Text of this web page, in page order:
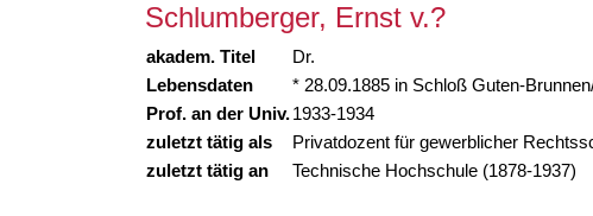
Schlumberger, Ernst v.?
akadem. Titel
Dr.
Lebensdaten
* 28.09.1885 in Schloß Guten-
Prof. an der Univ.1933-1934
zuletzt tätig als
Privatdozent für gewerblicher
zuletzt tätig an
Technische Hochschule (1878-1937)